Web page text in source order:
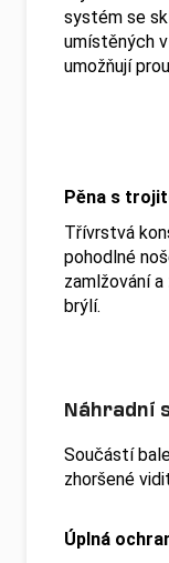
systém se
umístěných
umožňují
Pěna s
Třívrstvá
pohodlné
zamlžování
brýlí.
Náhradní
Součástí
zhoršené
Úplná